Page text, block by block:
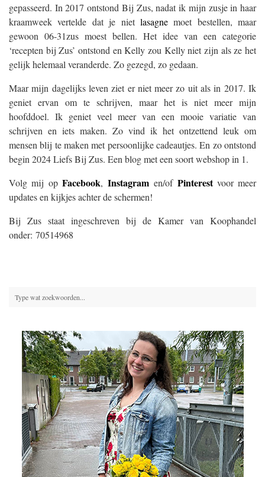
gepasseerd. In 2017 ontstond Bij Zus, nadat ik mijn zusje in haar
kraamweek vertelde dat je niet lasagnemoet bestellen, maar
gewoon 06-31zus moest bellen. Het idee van een categorie
‘recepten bij Zus’ ontstond en Kelly zou Kelly niet zijn als ze het
gelijk helemaal veranderde. Zo gezegd, zo gedaan.
Maar mijn dagelijks leven ziet er niet meer zo uit als in 2017. Ik
geniet ervan om te schrijven, maar het is niet meer mijn
hoofddoel. Ik geniet veel meer van een mooie variatie van
schrijven en iets maken. Zo vind ik het ontzettend leuk om
mensen blij te maken met persoonlijke cadeautjes. En zo ontstond
begin 2024 Liefs Bij Zus. Een blog met een soort webshop in 1.
Volg mij op Facebook, Instagram en/of Pinterestvoor meer
updates en kijkjes achter de schermen!
Bij Zus staat ingeschreven bij de Kamer van Koophandel
onder: 70514968